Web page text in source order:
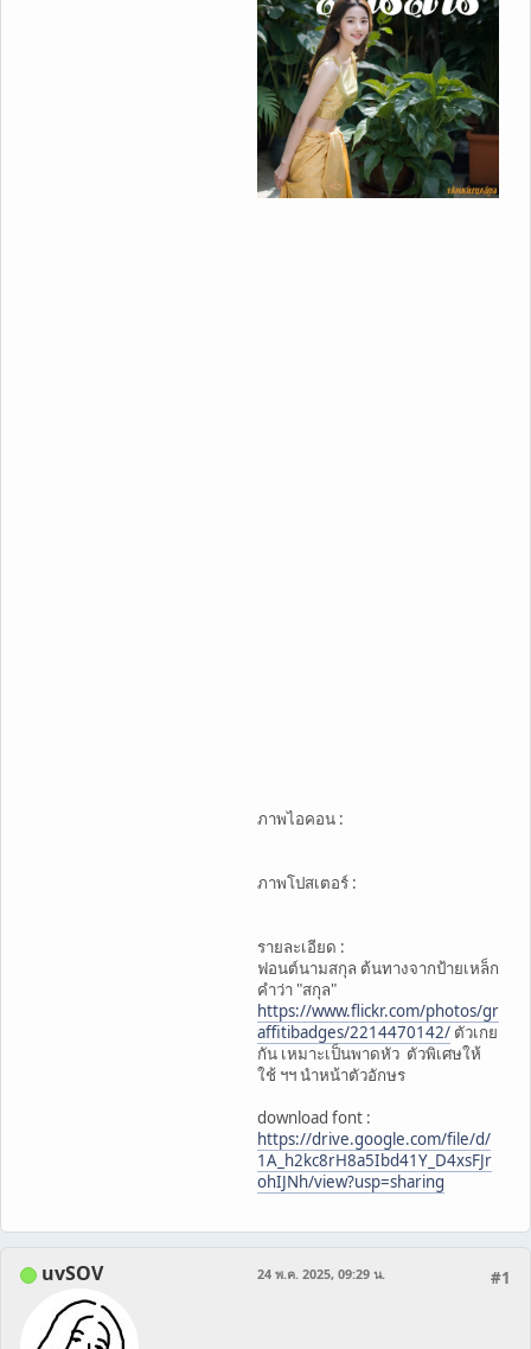
ภาพไอคอน :
ภาพโปสเตอร์ :
รายละเอียด :
ฟอนต์นามสกุล ต้นทางจากป้ายเหล็ก
คำว่า "สกุล"
https://www.flickr.com/photos/gr
affitibadges/2214470142/ ตัวเกย
กัน เหมาะเป็นพาดหัว ตัวพิเศษให้
ใช้ ฯฯ นำหน้าตัวอักษร
download font :
https://drive.google.com/file/d/
1A_h2kc8rH8a5Ibd41Y_D4xsFJr
ohIJNh/view?usp=sharing
uvSOV #1
24 พ.ค. 2025, 09:29 น.